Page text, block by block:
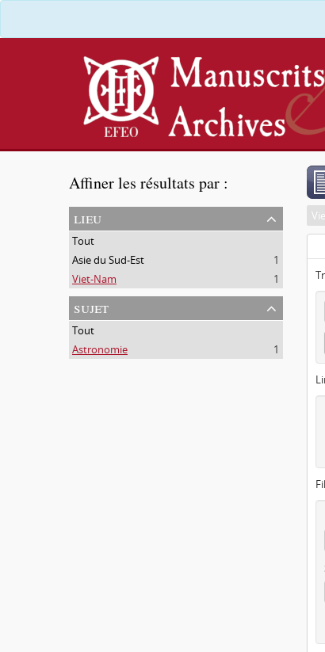
Affiner les résultats par :
lieu
Tout
Asie du Sud-Est
1
Viet-Nam
1
sujet
Tout
Astronomie
1